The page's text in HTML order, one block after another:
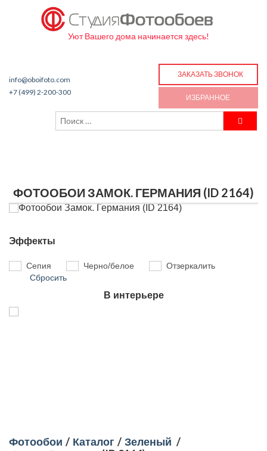
Уют Вашего дома начинается здесь!
info@oboifoto.com
+7 (499) 2-200-300
ЗАКАЗАТЬ ЗВОНОК
ИЗБРАННОЕ
ФОТООБОИ ЗАМОК. ГЕРМАНИЯ (ID 2164)
Эффекты
Сепия Черно/белое
Отзеркалить
Сбросить
В интерьере
Фотообои / Каталог / Зеленый /